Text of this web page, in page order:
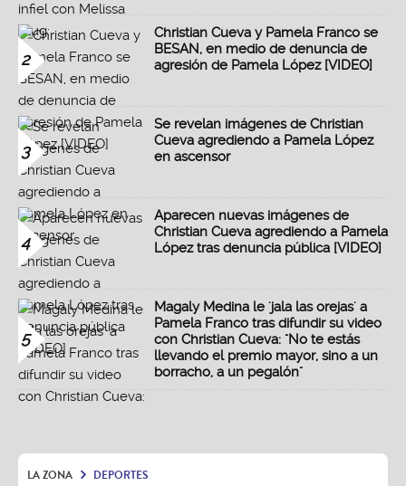
2
Christian Cueva y Pamela Franco se
BESAN, en medio de denuncia de
agresión de Pamela López [VIDEO]
3
Se revelan imágenes de Christian
Cueva agrediendo a Pamela López
en ascensor
4
Aparecen nuevas imágenes de
Christian Cueva agrediendo a Pamela
López tras denuncia pública [VIDEO]
5
Magaly Medina le 'jala las orejas' a
Pamela Franco tras difundir su video
con Christian Cueva: "No te estás
llevando el premio mayor, sino a un
borracho, a un pegalón"
LA ZONA DEPORTES